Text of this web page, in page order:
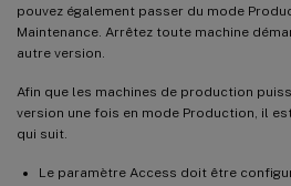
pouvez également passer du mode
Maintenance. Arrêtez toute machine
autre version.
Afin que les machines de production
version une fois en mode Production, il
qui suit.
Le paramètre Access doit être